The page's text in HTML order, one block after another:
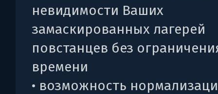
невидимости Ваших
замаскированных лагерей
повстанцев без
времени
• возможность